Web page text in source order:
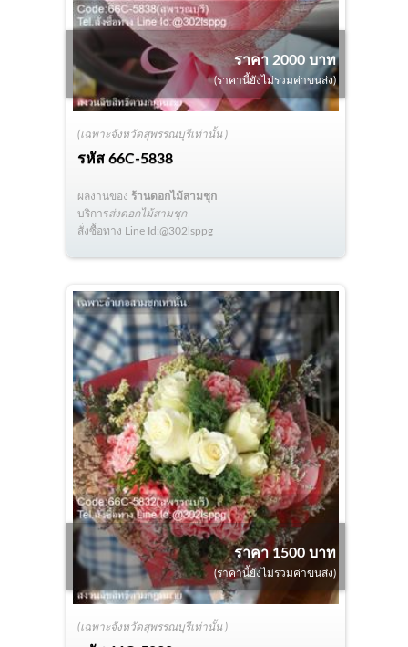
(เฉพาะจังหวัดสุพรรณบุรีเท่านั้น )
รหัส66C-5838
ราคา 2000 บาท
(ราคานี้ยังไม่รวมค่าขนส่ง)
ผลงานของ ร้านดอกไม้สามชุก
บริการส่งดอกไม้สามชุก
สั่งซื้อทาง Line Id:@302lsppg
(เฉพาะจังหวัดสุพรรณบุรีเท่านั้น )
ราคา 1500 บาท
(ราคานี้ยังไม่รวมค่าขนส่ง)